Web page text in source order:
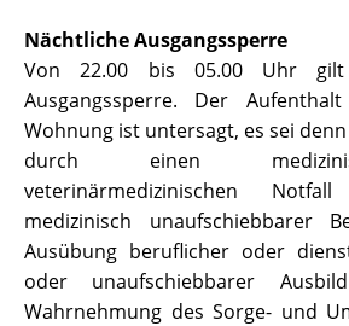
Nächtliche Ausgangssperre
Von 22.00 bis 05.00 Uhr gilt
Ausgangssperre. Der
Wohnung ist untersagt, es sei
durch einen
veterinärmedizinischen
medizinisch unaufschiebbarer
Ausübung beruflicher oder
oder unaufschiebbarer
Wahrnehmung des Sorge- und